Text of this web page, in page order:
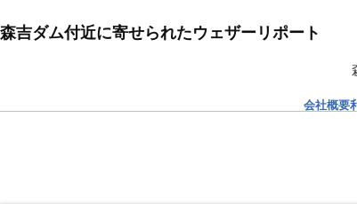
森吉ダム付近に寄せられたウェザーリポート
会社概要